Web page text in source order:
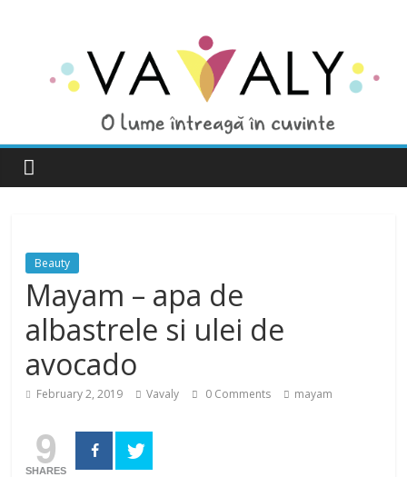
Beauty
Mayam – apa de
albastrele si ulei de
avocado
February 2, 2019 Vavaly 0 Comments mayam
9
SHARES